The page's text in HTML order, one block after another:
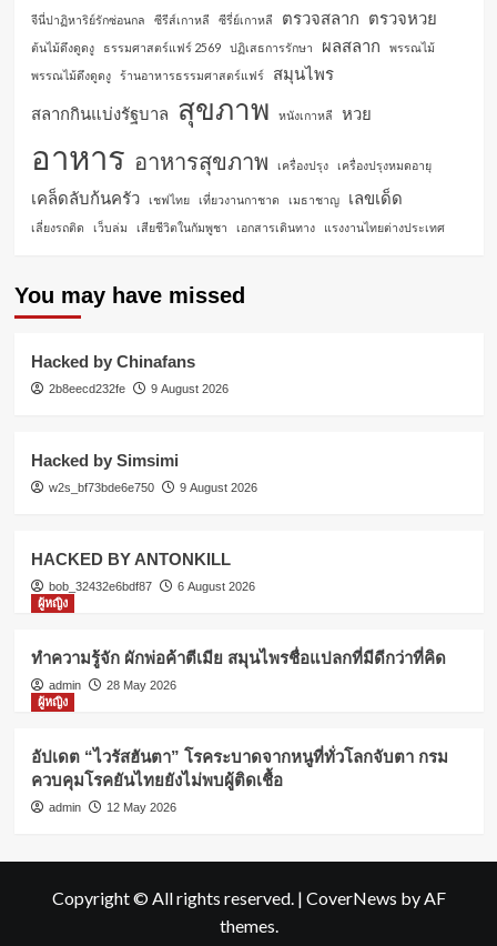
จีนี่ปาฏิหาริย์รักซ่อนกล
ซีรีส์เกาหลี ซีรี่ย์เกาหลี ตรวจสลาก ตรวจหวย
ต้นไม้ดึงดูดงู ธรรมศาสตร์แฟร์ 2569 ปฏิเสธการรักษา ผลสลาก
พรรณไม้
พรรณไม้ดึงดูดงู
ร้านอาหารธรรมศาสตร์แฟร์
สมุนไพร
สลากกินแบ่งรัฐบาล สุขภาพ หนังเกาหลี หวย
อาหาร อาหารสุขภาพ เครื่องปรุง เครื่องปรุงหมดอายุ
เคล็ดลับก้นครัว เชฟไทย เที่ยวงานกาชาด เมธาชาญ เลขเด็ด
เลี่ยงรถติด เว็บล่ม เสียชีวิตในกัมพูชา เอกสารเดินทาง แรงงานไทยต่างประเทศ
You may have missed
Hacked by Chinafans
2b8eecd232fe 9 August 2026
Hacked by Simsimi
w2s_bf73bde6e750 9 August 2026
HACKED BY ANTONKILL
bob_32432e6bdf87
6 August 2026
ผู้หญิง
ทำความรู้จัก ผักพ่อค้าตีเมีย สมุนไพรชื่อแปลกที่มีดีกว่าที่คิด
admin
28 May 2026
ผู้หญิง
อัปเดต “ไวรัสฮันตา” โรคระบาดจากหนูที่ทั่วโลกจับตา กรม
ควบคุมโรคยันไทยยังไม่พบผู้ติดเชื้อ
admin 12 May 2026
Copyright © All rights reserved. | CoverNews by AF
themes.